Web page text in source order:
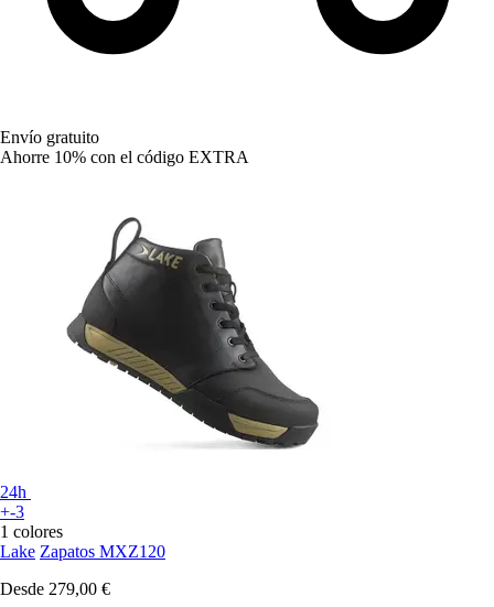
Envío gratuito
Ahorre 10% con el código EXTRA
24h
+-3
1 colores
Lake Zapatos MXZ120
Desde 279,00 €